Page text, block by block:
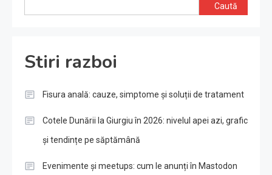
Caută
Stiri razboi
Fisura anală: cauze, simptome și soluții de tratament
Cotele Dunării la Giurgiu în 2026: nivelul apei azi, grafic
și tendințe pe săptămână
Evenimente și meetups: cum le anunți în Mastodon